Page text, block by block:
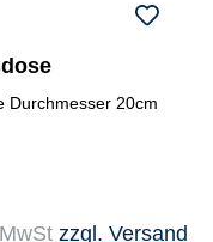
Durchmesser 20cm
zzgl. Versand